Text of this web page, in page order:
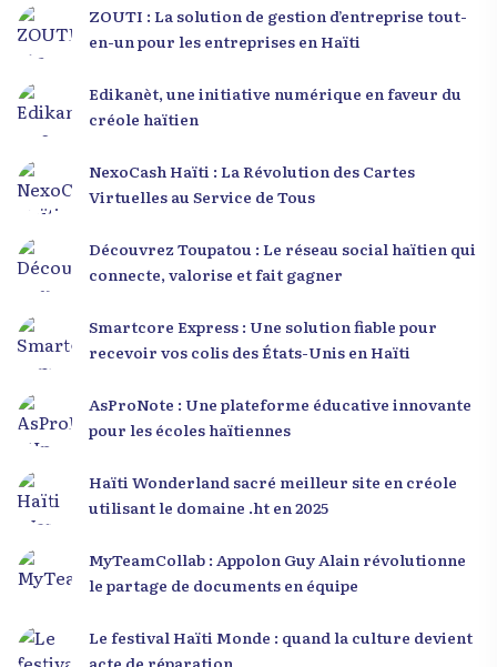
ZOUTI : La solution de gestion d’entreprise tout-
en-un pour les entreprises en Haïti
Edikanèt, une initiative numérique en faveur du
créole haïtien
NexoCash Haïti : La Révolution des Cartes
Virtuelles au Service de Tous
Découvrez Toupatou : Le réseau social haïtien qui
connecte, valorise et fait gagner
Smartcore Express : Une solution fiable pour
recevoir vos colis des États-Unis en Haïti
AsProNote : Une plateforme éducative innovante
pour les écoles haïtiennes
Haïti Wonderland sacré meilleur site en créole
utilisant le domaine .ht en 2025
MyTeamCollab : Appolon Guy Alain révolutionne
le partage de documents en équipe
Le festival Haïti Monde : quand la culture devient
acte de réparation